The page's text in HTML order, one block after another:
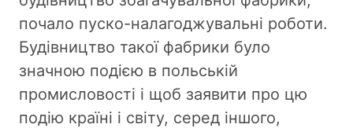
почало пуско-налагоджувальні роботи.
Будівництво такої фабрики було
значною подією в польській
промисловості і щоб заявити про цю
подію країні і світу, серед іншого,